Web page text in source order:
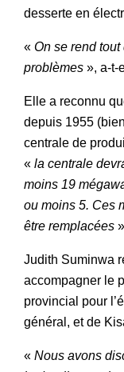
desserte en
« On se rend tout
problèmes », a-t-
Elle a reconnu
depuis 1955
centrale de
« la centrale
moins 19
ou moins 5. Ces
être remplacées
Judith Suminwa
accompagner le
provincial pour
général, et de
« Nous avons